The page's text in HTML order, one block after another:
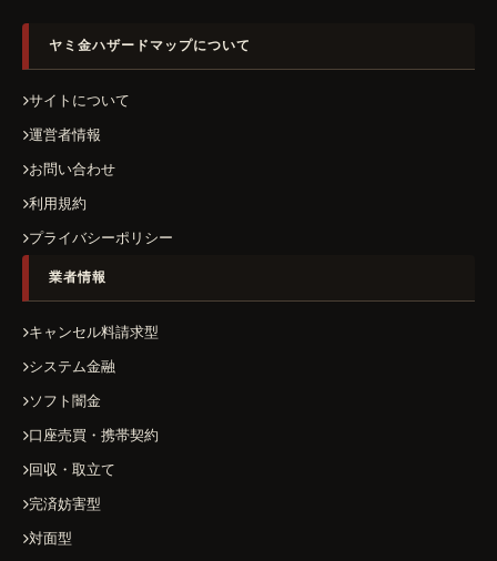
ヤミ金ハザードマップについて
サイトについて
運営者情報
お問い合わせ
利用規約
プライバシーポリシー
業者情報
キャンセル料請求型
システム金融
ソフト闇金
口座売買・携帯契約
回収・取立て
完済妨害型
対面型